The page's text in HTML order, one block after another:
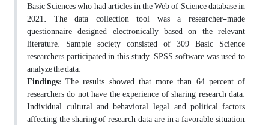
Basic Sciences who had articles in the Web of Science database in
2021. The data collection tool was a researcher-made
questionnaire designed electronically based on the relevant
literature. Sample society consisted of 309 Basic Science
researchers participated in this study. SPSS software was used to
analyze the data.
Findings: The results showed that more than 64 percent of
researchers do not have the experience of sharing research data.
Individual, cultural and behavioral, legal, and political factors
affecting the sharing of research data are in a favorable situation,